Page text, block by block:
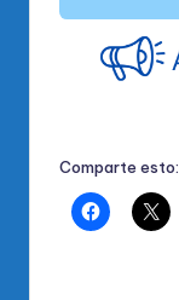
Comparte esto: